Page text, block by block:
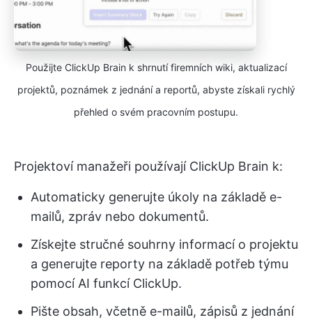
Použijte ClickUp Brain k shrnutí firemních wiki, aktualizací
projektů, poznámek z jednání a reportů, abyste získali rychlý
přehled o svém pracovním postupu.
Projektoví manažeři používají ClickUp Brain k:
Automaticky generujte úkoly na základě e-
mailů, zpráv nebo dokumentů.
Získejte stručné souhrny informací o projektu
a generujte reporty na základě potřeb týmu
pomocí AI funkcí ClickUp.
Pište obsah, včetně e-mailů, zápisů z jednání